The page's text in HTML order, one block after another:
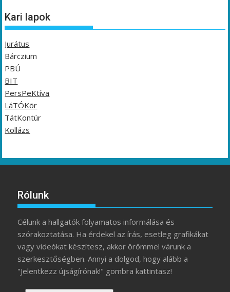
Kari lapok
Jurátus
Bárczium
PBÚ
BIT
PersPeKtíva
LáTÓKör
TátKontúr
Kollázs
Rólunk
Célunk a hallgatók folyamatos informálása és
szórakoztatása. Ha érdekel az írás, esetleg grafikákat
vagy videókat készítesz, akkor örömmel várunk a
szerkesztőségben. Annyi a dolgod, hogy alább a
"Jelentkezz újságírónak!" gombra kattintasz!